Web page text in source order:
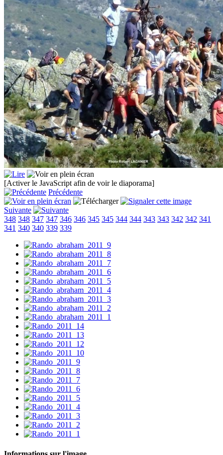
[Activer le JavaScript afin de voir le diaporama]
Précédente
Suivante
348 348 347 347 346 346 345 345 344 344 343 343 342 342 341
341 340 340 339 339